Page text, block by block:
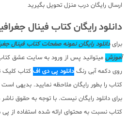
ارسال رایگان درب منزل تحویل بگیرید
دانلود رایگان کتاب فینال
برایدانلود رایگان نمونه صفحات کتاب فینال
آموزش میتوانید پس از ورود به سایت عشق
روی دکمه آبی رنگ دانلود پی دی اف کتاب کلیک
برای دانلود رایگان نیست. با توجه به حقوق
کتاب نسبت به محتوای ارائه شده استفاده از پی